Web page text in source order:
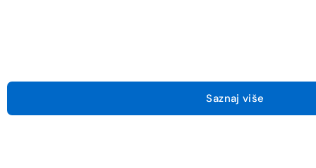
Saznaj više